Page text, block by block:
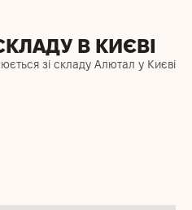
В КИЄВІ
зі складу Алютал у Києві